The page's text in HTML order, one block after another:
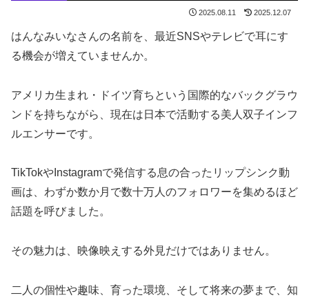
2025.08.11 2025.12.07
はんなみいなさんの名前を、最近SNSやテレビで耳にす
る機会が増えていませんか。
アメリカ生まれ・ドイツ育ちという国際的なバックグラウ
ンドを持ちながら、現在は日本で活動する美人双子インフ
ルエンサーです。
TikTokやInstagramで発信する息の合ったリップシンク動
画は、わずか数か月で数十万人のフォロワーを集めるほど
話題を呼びました。
その魅力は、映像映えする外見だけではありません。
二人の個性や趣味、育った環境、そして将来の夢まで、知